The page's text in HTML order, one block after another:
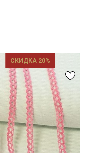
СКИДКА 20%